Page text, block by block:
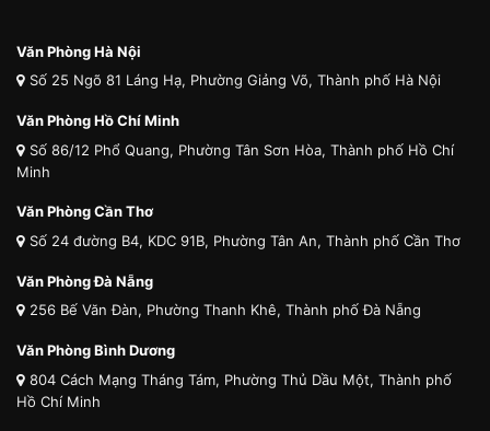
Văn Phòng Hà Nội
Số 25 Ngõ 81 Láng Hạ, Phường Giảng Võ, Thành phố Hà Nội
Văn Phòng Hồ Chí Minh
Số 86/12 Phổ Quang, Phường Tân Sơn Hòa, Thành phố Hồ Chí
Minh
Văn Phòng Cần Thơ
Số 24 đường B4, KDC 91B, Phường Tân An, Thành phố Cần Thơ
Văn Phòng Đà Nẵng
256 Bế Văn Đàn, Phường Thanh Khê, Thành phố Đà Nẵng
Văn Phòng Bình Dương
804 Cách Mạng Tháng Tám, Phường Thủ Dầu Một, Thành phố
Hồ Chí Minh